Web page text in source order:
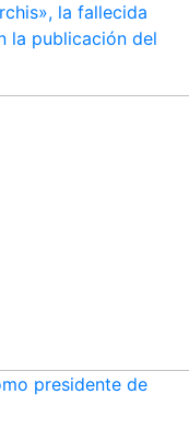
la fallecida
la publicación del
presidente de